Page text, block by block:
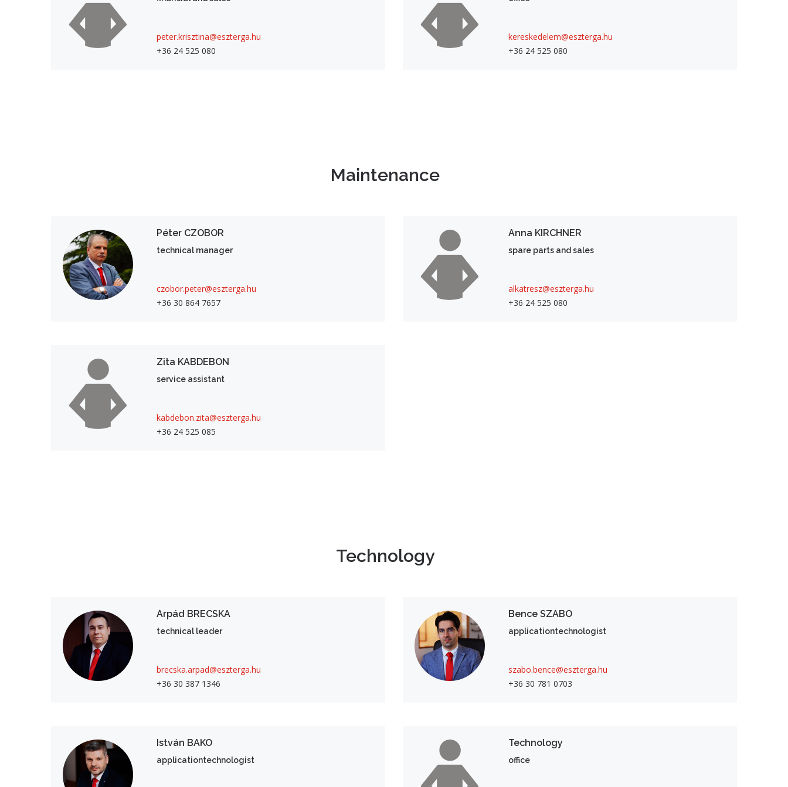
peter.krisztina@eszterga.hu
+36 24 525 080
kereskedelem@eszterga.hu
+36 24 525 080
Maintenance
Péter CZOBOR
technical manager
czobor.peter@eszterga.hu
+36 30 864 7657
Anna KIRCHNER
spare parts and sales
alkatresz@eszterga.hu
+36 24 525 080
Zita KABDEBON
service assistant
kabdebon.zita@eszterga.hu
+36 24 525 085
Technology
Árpád BRECSKA
technical leader
brecska.arpad@eszterga.hu
+36 30 387 1346
Bence SZABÓ
applicationtechnologist
szabo.bence@eszterga.hu
+36 30 781 0703
István BAKÓ
applicationtechnologist
Technology
office